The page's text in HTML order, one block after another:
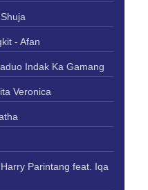
- Afan
Indak Ka Gamang
Veronica
Parintang feat. Iqa